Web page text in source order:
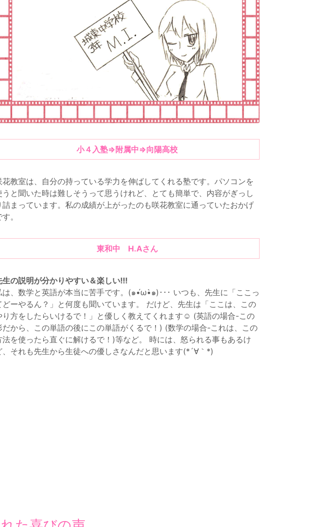
小４入塾⇒附属中⇒向陽高校
花教室は、自分の持っている学力を伸ばしてくれる塾です。パソコンを
うと聞いた時は難しそうって思うけれど、とても簡単で、内容がぎっし
詰まっています。私の成績が上がったのも咲花教室に通っていたおかげ
。
東和中 H.Aさん
生の説明が分かりやすい＆楽しい!!!
は、数学と英語が本当に苦手です。(๑•́ω•̀๑)･･･ いつも、先生に「ここっ
どーやるん？」と何度も聞いています。 だけど、先生は「ここは、この
り方をしたらいけるで！」と優しく教えてくれます☺ (英語の場合-この
だから、この単語の後にこの単語がくるで！) (数学の場合-これは、この
法を使ったら直ぐに解けるで！)等など。 時には、怒られる事もあるけ
、それも先生から生徒への優しさなんだと思います(*´∀｀*)